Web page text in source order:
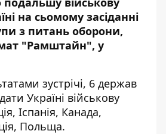
на сьомому засіданні
з питань оборони,
"Рамштайн", у
зустрічі, 6 держав
Україні військову
Іспанія, Канада,
Польща.